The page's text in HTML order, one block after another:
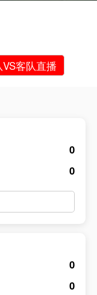
客队直播
0
0
0
0